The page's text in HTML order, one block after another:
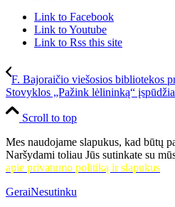
Link to Facebook
Link to Youtube
Link to Rss this site
F. Bajoraičio viešosios bibliotekos
Stovyklos „Pažink lėlininką“
Scroll to top
Mes naudojame slapukus, kad būtų
Naršydami toliau Jūs sutinkate su
apie privatumo politiką ir slapukus
GeraiNesutinku